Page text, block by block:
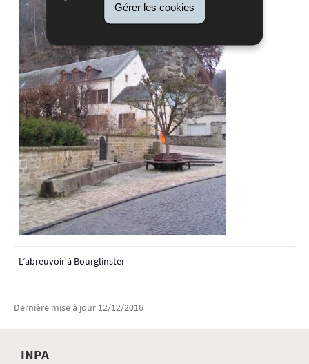
Gérer les cookies
L’abreuvoir à Bourglinster
Dernière mise à jour 12/12/2016
INPA